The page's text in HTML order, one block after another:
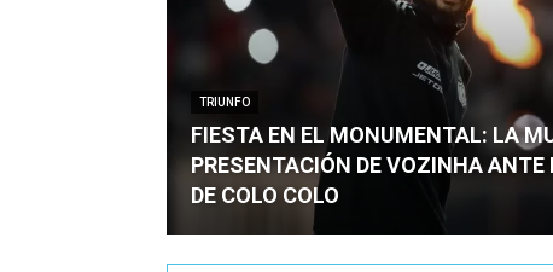
TRIUNFO
FIESTA EN EL MONUMENTAL: LA
PRESENTACIÓN DE VOZINHA
DE COLO COLO